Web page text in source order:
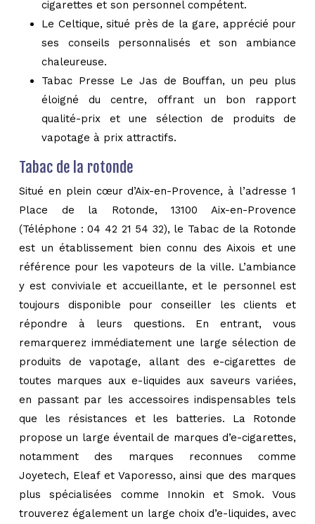
cigarettes et son personnel compétent.
Le Celtique, situé près de la gare, apprécié pour
ses conseils personnalisés et son ambiance
chaleureuse.
Tabac Presse Le Jas de Bouffan, un peu plus
éloigné du centre, offrant un bon rapport
qualité-prix et une sélection de produits de
vapotage à prix attractifs.
Tabac de la rotonde
Situé en plein cœur d’Aix-en-Provence, à l’adresse 1
Place de la Rotonde, 13100 Aix-en-Provence
(Téléphone : 04 42 21 54 32), le Tabac de la Rotonde
est un établissement bien connu des Aixois et une
référence pour les vapoteurs de la ville. L’ambiance
y est conviviale et accueillante, et le personnel est
toujours disponible pour conseiller les clients et
répondre à leurs questions. En entrant, vous
remarquerez immédiatement une large sélection de
produits de vapotage, allant des e-cigarettes de
toutes marques aux e-liquides aux saveurs variées,
en passant par les accessoires indispensables tels
que les résistances et les batteries. La Rotonde
propose un large éventail de marques d’e-cigarettes,
notamment des marques reconnues comme
Joyetech, Eleaf et Vaporesso, ainsi que des marques
plus spécialisées comme Innokin et Smok. Vous
trouverez également un large choix d’e-liquides, avec